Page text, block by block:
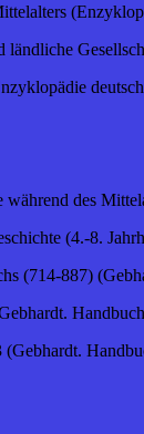
des
(4.-8.
(714-887)